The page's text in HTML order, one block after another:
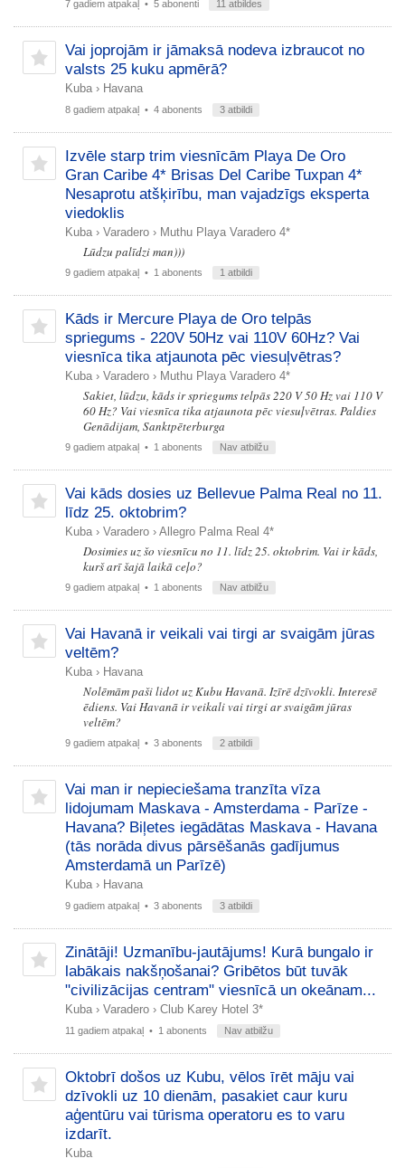
7 gadiem atpakaļ • 5 abonenti 11 atbildes
Vai joprojām ir jāmaksā nodeva izbraucot no
valsts 25 kuku apmērā?
Kuba › Havana
8 gadiem atpakaļ • 4 abonents 3 atbildi
Izvēle starp trim viesnīcām Playa De Oro
Gran Caribe 4* Brisas Del Caribe Tuxpan 4*
Nesaprotu atšķirību, man vajadzīgs eksperta
viedoklis
Kuba › Varadero › Muthu Playa Varadero 4*
Lūdzu palīdzi man)))
9 gadiem atpakaļ • 1 abonents 1 atbildi
Kāds ir Mercure Playa de Oro telpās
spriegums - 220V 50Hz vai 110V 60Hz? Vai
viesnīca tika atjaunota pēc viesuļvētras?
Kuba › Varadero › Muthu Playa Varadero 4*
Sakiet, lūdzu, kāds ir spriegums telpās 220 V 50 Hz vai 110 V
60 Hz? Vai viesnīca tika atjaunota pēc viesuļvētras. Paldies
Genādijam, Sanktpēterburga
9 gadiem atpakaļ • 1 abonents Nav atbilžu
Vai kāds dosies uz Bellevue Palma Real no 11.
līdz 25. oktobrim?
Kuba › Varadero › Allegro Palma Real 4*
Dosimies uz šo viesnīcu no 11. līdz 25. oktobrim. Vai ir kāds,
kurš arī šajā laikā ceļo?
9 gadiem atpakaļ • 1 abonents Nav atbilžu
Vai Havanā ir veikali vai tirgi ar svaigām jūras
veltēm?
Kuba › Havana
Nolēmām paši lidot uz Kubu Havanā. Izīrē dzīvokli. Interesē
ēdiens. Vai Havanā ir veikali vai tirgi ar svaigām jūras
veltēm?
9 gadiem atpakaļ • 3 abonents 2 atbildi
Vai man ir nepieciešama tranzīta vīza
lidojumam Maskava - Amsterdama - Parīze -
Havana? Biļetes iegādātas Maskava - Havana
(tās norāda divus pārsēšanās gadījumus
Amsterdamā un Parīzē)
Kuba › Havana
9 gadiem atpakaļ • 3 abonents 3 atbildi
Zinātāji! Uzmanību-jautājums! Kurā bungalo ir
labākais nakšņošanai? Gribētos būt tuvāk
"civilizācijas centram" viesnīcā un okeānam...
Kuba › Varadero › Club Karey Hotel 3*
11 gadiem atpakaļ • 1 abonents Nav atbilžu
Oktobrī došos uz Kubu, vēlos īrēt māju vai
dzīvokli uz 10 dienām, pasakiet caur kuru
aģentūru vai tūrisma operatoru es to varu
izdarīt.
Kuba